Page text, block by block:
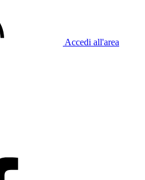
Accedi all'area